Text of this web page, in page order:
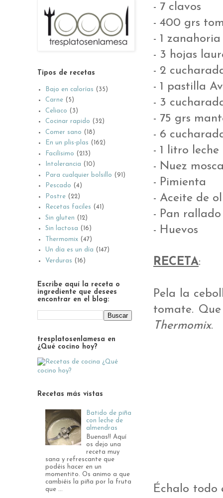
- 7 clavos
- 400 grs
- 1 zanahoria
- 3 hojas
- 2
- 1 pastilla
- 3
- 75 grs
- 6
- 1 litro
- Nuez
- Pimienta
- Aceite de
- Pan rallado
- Huevos
RECETA:
Pela la
tomate.
Thermomix.
Échalo todo
Tipos de recetas
Bajo en calorías (35)
Carne (5)
Celiaco (3)
Cocinar rapido (32)
Comer sano (18)
En un plis-plas (162)
Facilísimo (213)
Intolerancia (10)
Para cualquier bolsillo (91)
Pescado (4)
Postre (22)
Recetas faciles (41)
Sin gluten (12)
Sin lactosa (16)
Thermomix (47)
Un día es un día (147)
Verduras (16)
Escribe aquí la receta o
ingrediente que desees
encontrar en el blog:
tresplatosenlamesa en
¿Qué cocino hoy?
Recetas más vistas
Batido de piña
con leche de
almendras
Buenas!! Aquí
os dejo una
receta muy
sana y refrescante que
podéis hacer en un
momentito. Os animo a que
cambiéis la piña por la fruta
que ...